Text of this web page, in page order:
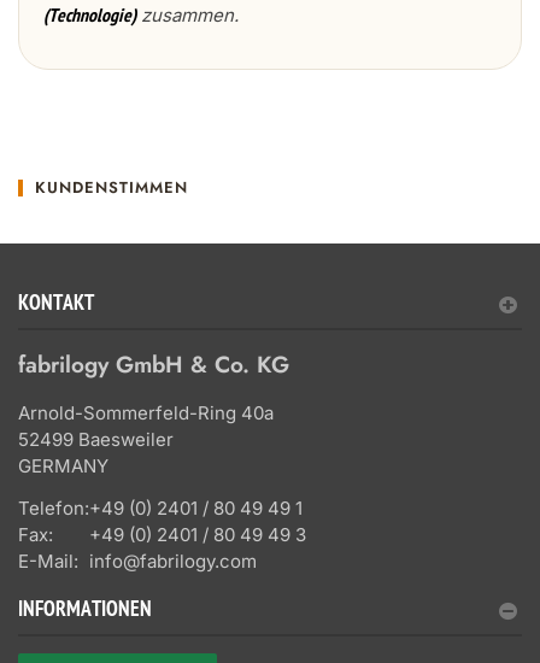
(Technologie)zusammen.
KUNDENSTIMMEN
KONTAKT
fabrilogy GmbH & Co. KG
Arnold-Sommerfeld-Ring 40a
52499 Baesweiler
GERMANY
Telefon:+49 (0) 2401 / 80 49 49 1
Fax:
+49 (0) 2401 / 80 49 49 3
E-Mail: info@fabrilogy.com
INFORMATIONEN